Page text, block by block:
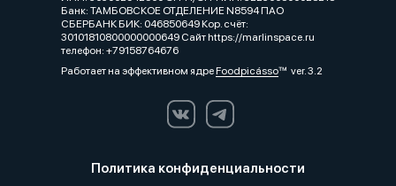
Банк: ТАМБОВСКОЕ ОТДЕЛЕНИЕ N8594 ПАО
СБЕРБАНК БИК: 046850649 Кор. счёт:
30101810800000000649 Сайт https://marlinspace.ru
телефон: +79158764676
Работает на эффективном ядреFoodpicássover. 3.2
Политика конфиденциальности